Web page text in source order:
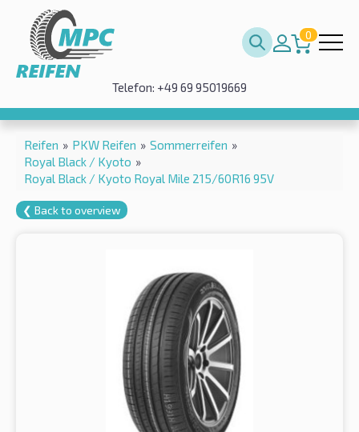
0
Telefon: +49 69 95019669
Reifen » PKW Reifen » Sommerreifen »
Royal Black / Kyoto »
Royal Black / Kyoto Royal Mile 215/60R16 95V
❮ Back to overview